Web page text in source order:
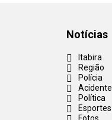
Notícias
Itabira
Região
Polícia
Acidente
Política
Esportes